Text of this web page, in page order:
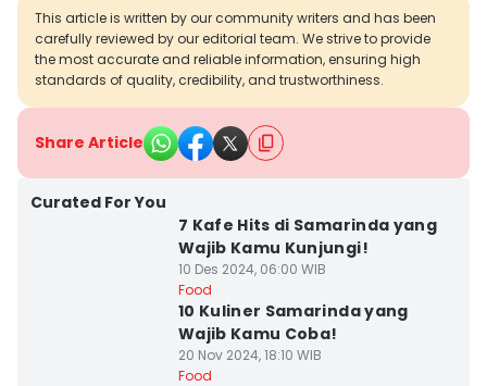
This article is written by our community writers and has been
carefully reviewed by our editorial team. We strive to provide
the most accurate and reliable information, ensuring high
standards of quality, credibility, and trustworthiness.
Share Article
Curated For You
7 Kafe Hits di Samarinda yang
Wajib Kamu Kunjungi!
10 Des 2024, 06:00 WIB
Food
10 Kuliner Samarinda yang
Wajib Kamu Coba!
20 Nov 2024, 18:10 WIB
Food